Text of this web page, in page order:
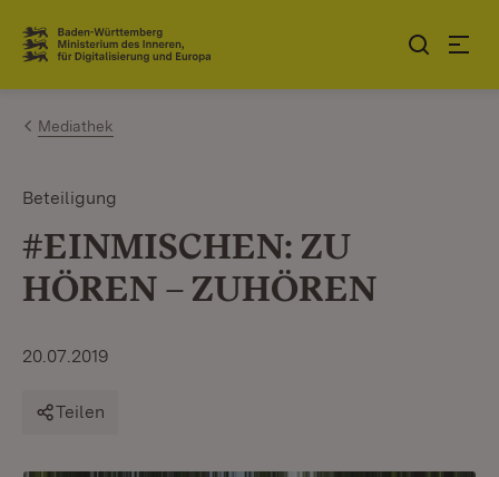
Zum Inhalt springen
Link zur Startseite
Mediathek
Beteiligung
#EINMISCHEN: ZU
HÖREN – ZUHÖREN
20.07.2019
Teilen